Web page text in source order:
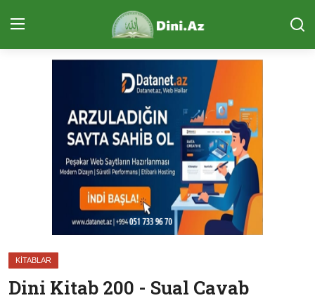
Qeydiyyat
Ana Səhifə
Qurani Kərim
Ünsiyyət (ÇAT)
Məqalələr
KITABLAR
Dini Kitab 200 - Sual Cavab